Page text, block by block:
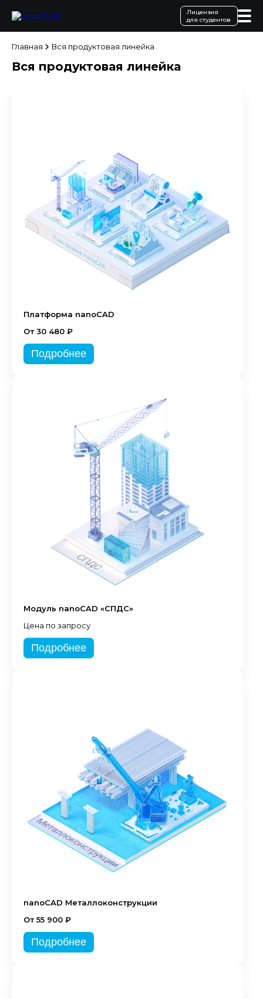
Лицензия
для студентов
Главная Вся продуктовая линейка
Вся продуктовая линейка
Платформа nanoCAD
От 30 480 ₽
Подробнее
Модуль nanoCAD «СПДС»
Цена по запросу
Подробнее
nanoCAD Металлоконструкции
От 55 900 ₽
Подробнее